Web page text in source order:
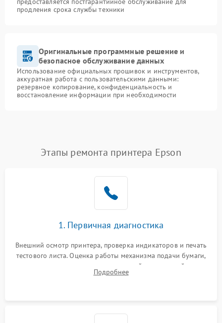
продления срока службы техники
Оригинальные программные решение и
безопасное обслуживание данных
Использование официальных прошивок и инструментов,
аккуратная работа с пользовательскими данными:
резервное копирование, конфиденциальность и
восстановление информации при необходимости
Этапы ремонта принтера Epson
1. Первичная диагностика
Внешний осмотр принтера, проверка индикаторов и печать
тестового листа. Оценка работы механизма подачи бумаги,
выявление посторонних шумов, замятий и первичный анализ
дефектов печати (полосы, фон, пробелы).
Подробнее